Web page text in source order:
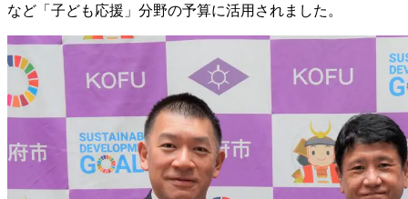
など「子ども応援」分野の予算に活用されました。